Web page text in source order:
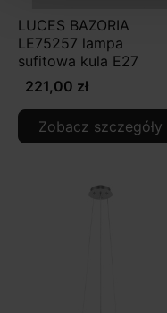
LUCES BAZORIA
LE75257 lampa
sufitowa kula E27
221,00 zł
Zobacz szczegóły